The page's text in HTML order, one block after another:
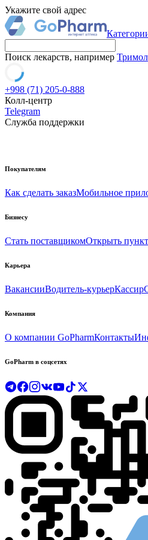
Укажите свой адрес
Поиск лекарств, например Тримол
+998 (71) 205-0-888
Колл-центр
Telegram
Служба поддержки
Покупателям
Как сделать заказМобильное
Бизнесу
Стать поставщикомОткрыть
Карьера
ВакансииВодитель-курьерКассир
Компания
О компании GoPharmКонтакты
GoPharm в соцсетях